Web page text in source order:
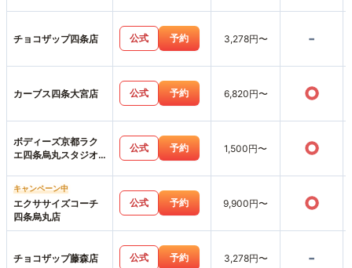
チョコザップ四条店 公式 予約 3,278円〜 -
カーブス四条大宮店 公式 予約 6,820円〜 ○
ボディーズ京都ラク
エ四条烏丸スタジオ
公式 予約 1,500円〜 ○
キャンペーン中
エクササイズコーチ
四条烏丸店
公式 予約 9,900円〜 ○
チョコザップ藤森店 公式 予約 3,278円〜 -